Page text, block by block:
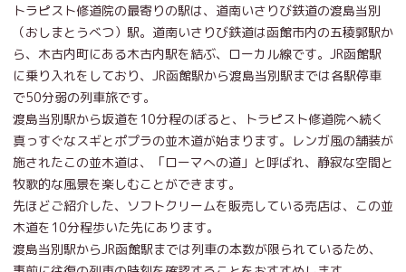
トラピスト修道院の最寄りの駅は、道南いさりび鉄道の渡島当別
（おしまとうべつ）駅。道南いさりび鉄道は函館市内の五稜郭駅か
ら、木古内町にある木古内駅を結ぶ、ローカル線です。JR函館駅
に乗り入れをしており、JR函館駅から渡島当別駅までは各駅停車
で50分弱の列車旅です。
渡島当別駅から坂道を10分程のぼると、トラピスト修道院へ続く
真っすぐなスギとポプラの並木道が始まります。レンガ風の舗装が
施されたこの並木道は、「ローマへの道」と呼ばれ、静寂な空間と
牧歌的な風景を楽しむことができます。
先ほどご紹介した、ソフトクリームを販売している売店は、この並
木道を10分程歩いた先にあります。
渡島当別駅からJR函館駅までは列車の本数が限られているため、